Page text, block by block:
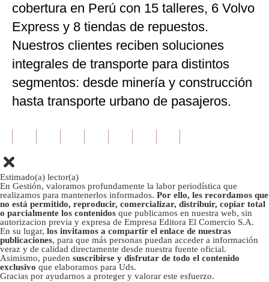
cobertura en Perú con 15 talleres, 6 Volvo
Express y 8 tiendas de repuestos.
Nuestros clientes reciben soluciones
integrales de transporte para distintos
segmentos: desde minería y construcción
hasta transporte urbano de pasajeros.
Estimado(a) lector(a)
En Gestión, valoramos profundamente la labor periodística que
realizamos para mantenerlos informados. Por ello, les recordamos que
no está permitido, reproducir, comercializar, distribuir, copiar total
o parcialmente los contenidos que publicamos en nuestra web, sin
autorizacion previa y expresa de Empresa Editora El Comercio S.A.
En su lugar, los invitamos a compartir el enlace de nuestras
publicaciones, para que más personas puedan acceder a información
veraz y de calidad directamente desde nuestra fuente oficial.
Asimismo, pueden suscribirse y disfrutar de todo el contenido
exclusivo que elaboramos para Uds.
Gracias por ayudarnos a proteger y valorar este esfuerzo.